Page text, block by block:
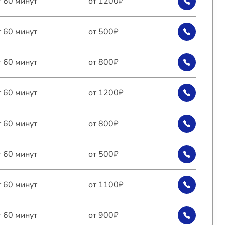
60 минут от 500₽
60 минут от 800₽
60 минут от 1200₽
60 минут от 800₽
60 минут от 500₽
60 минут от 1100₽
60 минут от 900₽